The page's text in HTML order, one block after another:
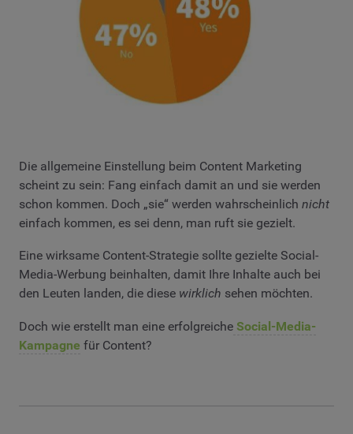
Die allgemeine Einstellung beim Content Marketing
scheint zu sein: Fang einfach damit an und sie werden
schon kommen. Doch „sie“ werden wahrscheinlich nicht
einfach kommen, es sei denn, man ruft sie gezielt.
Eine wirksame Content-Strategie sollte gezielte Social-
Media-Werbung beinhalten, damit Ihre Inhalte auch bei
den Leuten landen, die diese wirklich sehen möchten.
Doch wie erstellt man eine erfolgreiche Social-Media-
Kampagne für Content?